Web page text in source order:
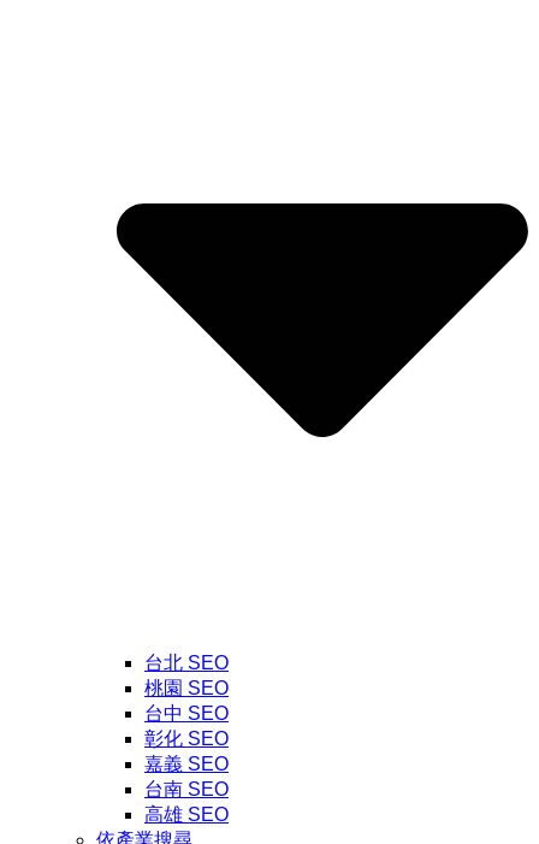
台北 SEO
桃園 SEO
台中 SEO
彰化 SEO
嘉義 SEO
台南 SEO
高雄 SEO